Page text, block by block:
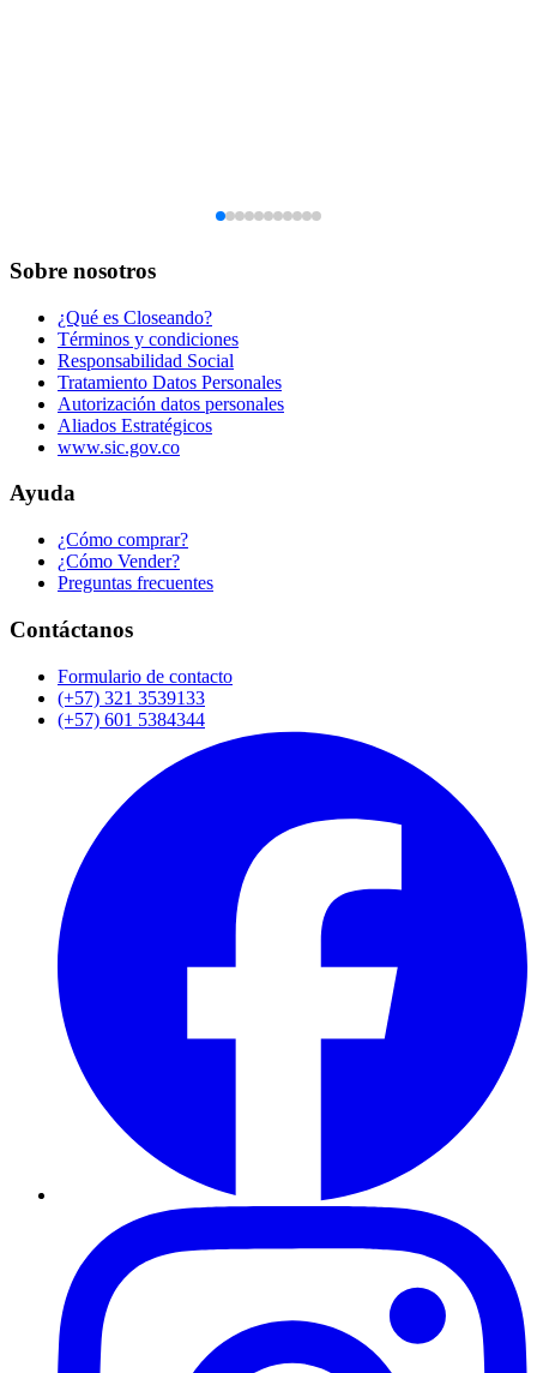
Sobre nosotros
¿Qué es Closeando?
Términos y condiciones
Responsabilidad Social
Tratamiento Datos Personales
Autorización datos personales
Aliados Estratégicos
www.sic.gov.co
Ayuda
¿Cómo comprar?
¿Cómo Vender?
Preguntas frecuentes
Contáctanos
Formulario de contacto
(+57) 321 3539133
(+57) 601 5384344